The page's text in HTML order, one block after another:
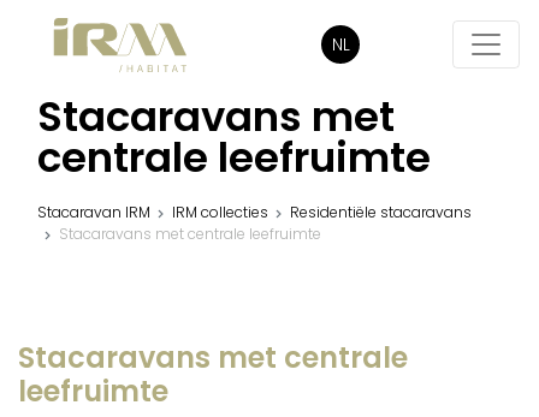
NL
Stacaravans met
centrale leefruimte
Stacaravan IRM IRM collecties
Residentiële stacaravans
Stacaravans met centrale leefruimte
Stacaravans met centrale
leefruimte